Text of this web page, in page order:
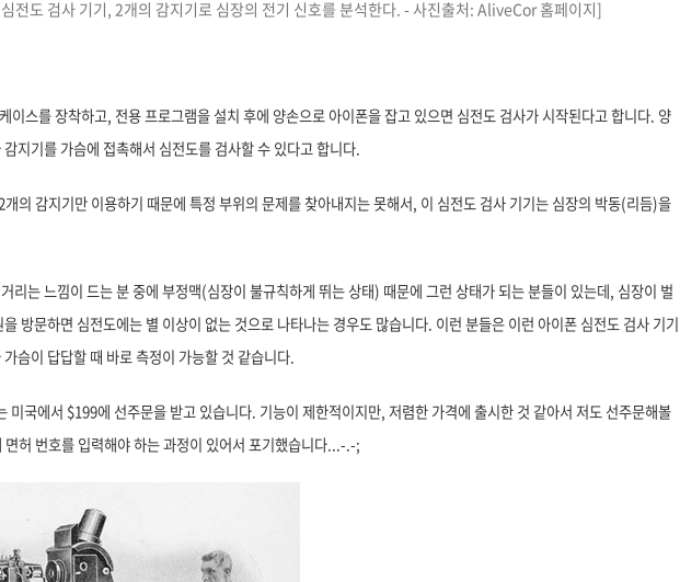
전도 검사 기기, 2개의 감지기로 심장의 전기 신호를 분석한다. - 사진출처: AliveCor 홈페이지]
이스를 장착하고, 전용 프로그램을 설치 후에 양손으로 아이폰을 잡고 있으면 심전도 검사가 시작된다고 합니다. 양
지기를 가슴에 접촉해서 심전도를 검사할 수 있다고 합니다.
의 감지기만 이용하기 때문에 특정 부위의 문제를 찾아내지는 못해서, 이 심전도 검사 기기는 심장의 박동(리듬)을
리는 느낌이 드는 분 중에 부정맥(심장이 불규칙하게 뛰는 상태) 때문에 그런 상태가 되는 분들이 있는데, 심장이 벌
방문하면 심전도에는 별 이상이 없는 것으로 나타나는 경우도 많습니다. 이런 분들은 이런 아이폰 심전도 검사 기기
슴이 답답할 때 바로 측정이 가능할 것 같습니다.
미국에서 $199에 선주문을 받고 있습니다. 기능이 제한적이지만, 저렴한 가격에 출시한 것 같아서 저도 선주문해볼
허 번호를 입력해야 하는 과정이 있어서 포기했습니다...-.-;